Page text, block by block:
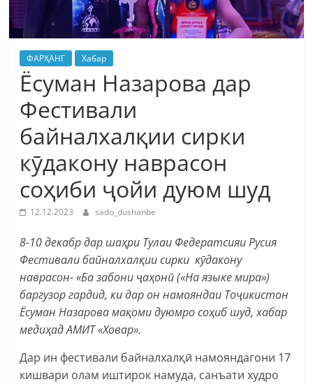
ФАРҲАНГ Хабар
Ёсуман Назарова дар
Фестивали
байналхалқии сирки
кӯдакону наврасон
соҳиби ҷойи дуюм шуд
12.12.2023 sado_dushanbe
8-10 декабр дар шаҳри Тулаи Федератсияи Русия
Фестивали байналхалқии сирки кӯдакону
наврасон- «Ба забони ҷаҳонӣ («На языке мира»)
баргузор гардид, ки дар он намояндаи Тоҷикистон
Ёсуман Назарова мақоми дуюмро соҳиб шуд, хабар
медиҳад АМИТ «Ховар».
Дар ин фестивали байналхалқӣ намояндагони 17
кишвари олам иштирок намуда, санъати худро